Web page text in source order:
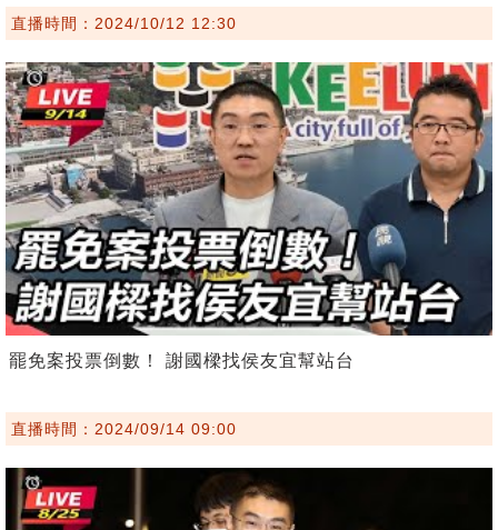
直播時間：2024/10/12 12:30
罷免案投票倒數！ 謝國樑找侯友宜幫站台
直播時間：2024/09/14 09:00